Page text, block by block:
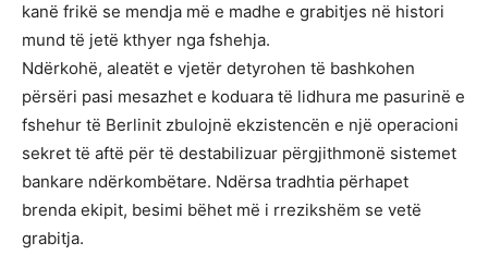
kanë frikë se mendja më e madhe e grabitjes në histori
mund të jetë kthyer nga fshehja.
Ndërkohë, aleatët e vjetër detyrohen të bashkohen
përsëri pasi mesazhet e koduara të lidhura me pasurinë e
fshehur të Berlinit zbulojnë ekzistencën e një operacioni
sekret të aftë për të destabilizuar përgjithmonë sistemet
bankare ndërkombëtare. Ndërsa tradhtia përhapet
brenda ekipit, besimi bëhet më i rrezikshëm se vetë
grabitja.